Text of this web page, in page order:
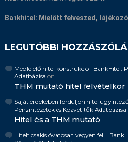
Bankhitel: Mielőtt felveszed,
LEGUTÓBBI
Megfelelő hitel konstrukció | BankHitel,
Adatbázisa on
THM mutató hitel felvételkor
Saját érdekében forduljon hitel
Pénzintézetek és Közvetítők Adatbázisa
Hitel és a THM mutató
Hitelt csakis óvatosan vegyen fel! |